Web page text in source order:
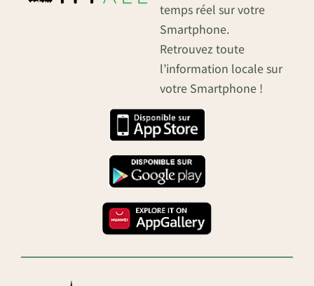
temps réel sur votre
Smartphone.
Retrouvez toute
l’information locale sur
votre Smartphone !